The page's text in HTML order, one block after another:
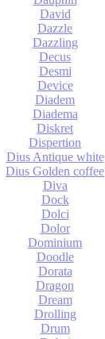
David
Dazzle
Dazzling
Decus
Desmi
Device
Diadem
Diadema
Diskret
Dispertion
Dius Antique white
Dius Golden coffee
Diva
Dock
Dolci
Dolor
Dominium
Doodle
Dorata
Dragon
Dream
Drolling
Drum